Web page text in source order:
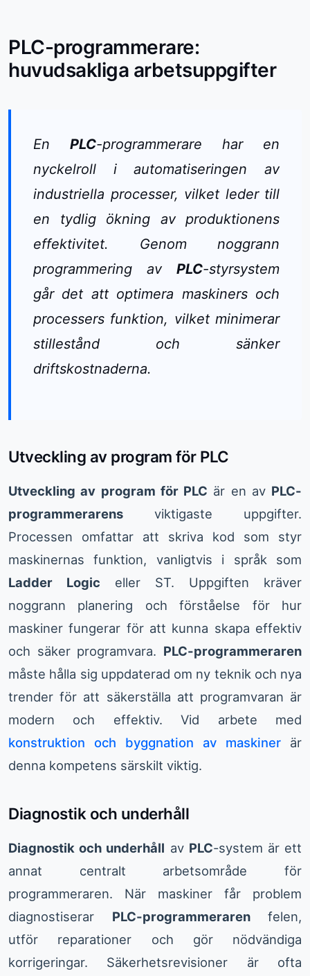
PLC-programmerare:
huvudsakliga arbetsuppgifter
En PLC-programmerare har en
nyckelroll i automatiseringen av
industriella processer, vilket leder till
en tydlig ökning av produktionens
effektivitet. Genom noggrann
programmering av PLC-styrsystem
går det att optimera maskiners och
processers funktion, vilket minimerar
stillestånd och sänker
driftskostnaderna.
Utveckling av program för PLC
Utveckling av program för PLC är en av PLC-
programmerarens viktigaste uppgifter.
Processen omfattar att skriva kod som styr
maskinernas funktion, vanligtvis i språk som
Ladder Logic eller ST. Uppgiften kräver
noggrann planering och förståelse för hur
maskiner fungerar för att kunna skapa effektiv
och säker programvara. PLC-programmeraren
måste hålla sig uppdaterad om ny teknik och nya
trender för att säkerställa att programvaran är
modern och effektiv. Vid arbete med
konstruktion och byggnation av maskiner är
denna kompetens särskilt viktig.
Diagnostik och underhåll
Diagnostik och underhåll av PLC-system är ett
annat centralt arbetsområde för
programmeraren. När maskiner får problem
diagnostiserar PLC-programmerarenfelen,
utför reparationer och gör nödvändiga
korrigeringar. Säkerhetsrevisioner är ofta